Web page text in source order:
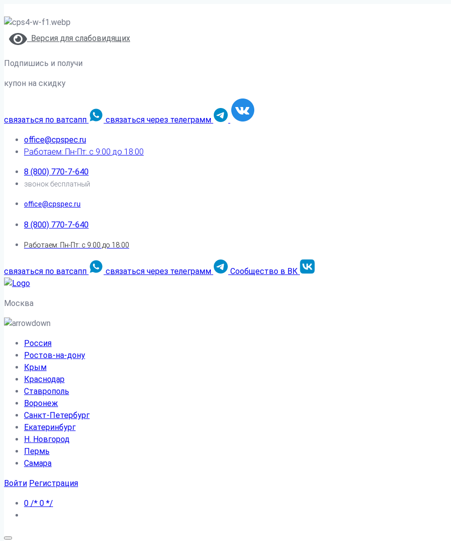
Версия для слабовидящих
Подпишись и получи
купон на скидку
связаться по ватсапп связаться через телеграмм
office@cpspec.ru
Работаем: Пн-Пт: с 9:00 до 18:00
8 (800) 770-7-640
звонок бесплатный
office@cpspec.ru
8 (800) 770-7-640
Работаем: Пн-Пт: с 9:00 до 18:00
связаться по ватсапп связаться через телеграмм Сообщество в ВК
Москва
Россия
Ростов-на-дону
Крым
Краснодар
Ставрополь
Воронеж
Санкт-Петербург
Екатеринбург
Н. Новгород
Пермь
Самара
Войти Регистрация
0 /* 0 */